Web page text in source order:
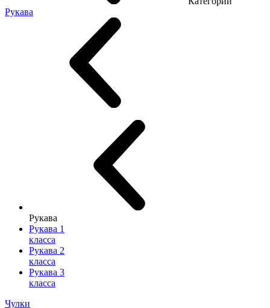
Рукава
Рукава
Рукава 1
класса
Рукава 2
класса
Рукава 3
класса
Чулки